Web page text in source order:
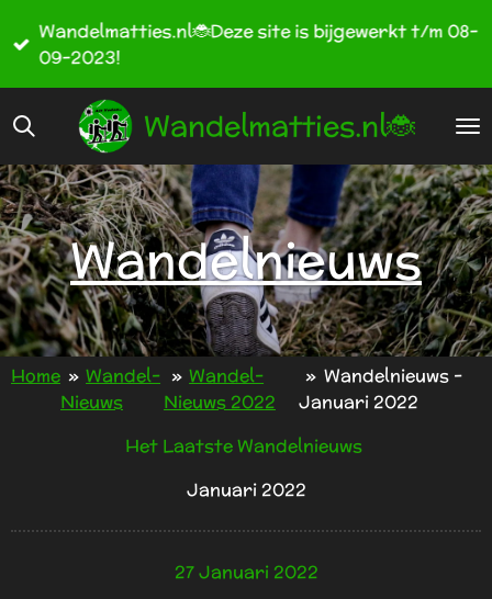
direct
hoofdinhoud
Wandelmatties.nl🐞
Wandelmatties.nl🐞Deze site is bijgewerkt t/m 08-
09-2023!
Wandelnieuws
Home » Wandel-
Nieuws
» Wandel-
Nieuws 2022
» Wandelnieuws -
Januari 2022
Het Laatste Wandelnieuws
Januari 2022
27 Januari 2022